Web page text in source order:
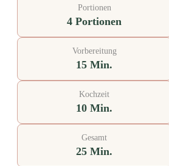
Portionen
4 Portionen
Vorbereitung
15 Min.
Kochzeit
10 Min.
Gesamt
25 Min.